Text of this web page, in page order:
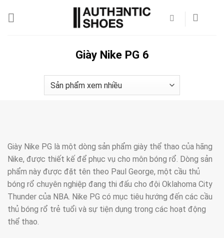
Giày Nike PG 6
Giày Nike PG là một dòng sản phẩm giày thể thao của hãng
Nike, được thiết kế để phục vụ cho môn bóng rổ. Dòng sản
phẩm này được đặt tên theo Paul George, một cầu thủ
bóng rổ chuyên nghiệp đang thi đấu cho đội Oklahoma City
Thunder của NBA. Nike PG có mục tiêu hướng đến các cầu
thủ bóng rổ trẻ tuổi và sự tiện dụng trong các hoạt động
thể thao.